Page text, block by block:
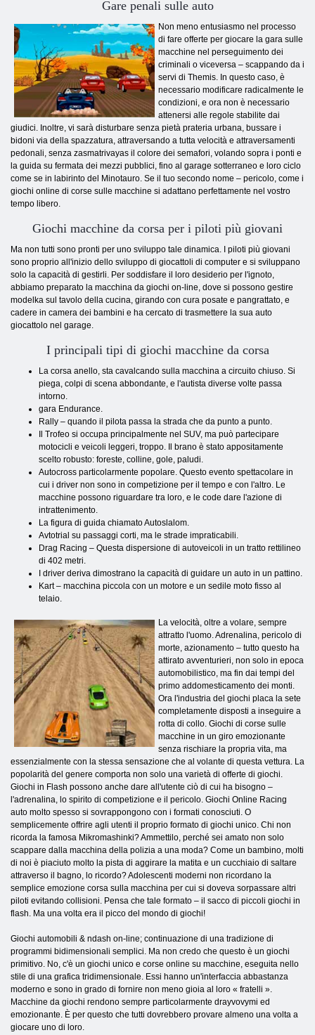
Gare penali sulle auto
Non meno entusiasmo nel processo
di fare offerte per giocare la gara sulle
macchine nel perseguimento dei
criminali o viceversa – scappando da i
servi di Themis. In questo caso, è
necessario modificare radicalmente le
condizioni, e ora non è necessario
attenersi alle regole stabilite dai
giudici. Inoltre, vi sarà disturbare senza pietà prateria urbana, bussare i
bidoni via della spazzatura, attraversando a tutta velocità e attraversamenti
pedonali, senza zasmatrivayas il colore dei semafori, volando sopra i ponti e
la guida su fermata dei mezzi pubblici, fino al garage sotterraneo e loro ciclo
come se in labirinto del Minotauro. Se il tuo secondo nome – pericolo, come i
giochi online di corse sulle macchine si adattano perfettamente nel vostro
tempo libero.
Giochi macchine da corsa per i piloti più giovani
Ma non tutti sono pronti per uno sviluppo tale dinamica. I piloti più giovani
sono proprio all'inizio dello sviluppo di giocattoli di computer e si sviluppano
solo la capacità di gestirli. Per soddisfare il loro desiderio per l'ignoto,
abbiamo preparato la macchina da giochi on-line, dove si possono gestire
modelka sul tavolo della cucina, girando con cura posate e pangrattato, e
cadere in camera dei bambini e ha cercato di trasmettere la sua auto
giocattolo nel garage.
I principali tipi di giochi macchine da corsa
La ​​corsa anello, sta cavalcando sulla macchina a circuito chiuso. Si
piega, colpi di scena abbondante, e l'autista diverse volte passa
intorno.
gara Endurance.
Rally – quando il pilota passa la strada che da punto a punto.
Il Trofeo si occupa principalmente nel SUV, ma può partecipare
motocicli e veicoli leggeri, troppo. Il brano è stato appositamente
scelto robusto: foreste, colline, gole, paludi.
Autocross particolarmente popolare. Questo evento spettacolare in
cui i driver non sono in competizione per il tempo e con l'altro. Le
macchine possono riguardare tra loro, e le code dare l'azione di
intrattenimento.
La ​​figura di guida chiamato Autoslalom.
Avtotrial su passaggi corti, ma le strade impraticabili.
Drag Racing – Questa dispersione di autoveicoli in un tratto rettilineo
di 402 metri.
I driver deriva dimostrano la capacità di guidare un auto in un pattino.
Kart – macchina piccola con un motore e un sedile moto fisso al
telaio.
La velocità, oltre a volare, sempre
attratto l'uomo. Adrenalina, pericolo di
morte, azionamento – tutto questo ha
attirato avventurieri, non solo in epoca
automobilistico, ma fin dai tempi del
primo addomesticamento dei monti.
Ora l'industria del giochi placa la sete
completamente disposti a inseguire a
rotta di collo. Giochi di corse sulle
macchine in un giro emozionante
senza rischiare la propria vita, ma
essenzialmente con la stessa sensazione che al volante di questa vettura. La
popolarità del genere comporta non solo una varietà di offerte di giochi.
Giochi in Flash possono anche dare all'utente ciò di cui ha bisogno –
l'adrenalina, lo spirito di competizione e il pericolo. Giochi Online Racing
auto molto spesso si sovrappongono con i formati conosciuti. O
semplicemente offrire agli utenti il ​​proprio formato di giochi unico. Chi non
ricorda la famosa Mikromashinki? Ammettilo, perché sei amato non solo
scappare dalla macchina della polizia a una moda? Come un bambino, molti
di noi è piaciuto molto la pista di aggirare la matita e un cucchiaio di saltare
attraverso il bagno, lo ricordo? Adolescenti moderni non ricordano la
semplice emozione corsa sulla macchina per cui si doveva sorpassare altri
piloti evitando collisioni. Pensa che tale formato – il sacco di piccoli giochi in
flash. Ma una volta era il picco del mondo di giochi!
Giochi automobili & ndash on-line; continuazione di una tradizione di
programmi bidimensionali semplici. Ma non credo che questo è un giochi
primitivo. No, c'è un giochi unico e corse online su macchine, eseguita nello
stile di una grafica tridimensionale. Essi hanno un'interfaccia abbastanza
moderno e sono in grado di fornire non meno gioia al loro « fratelli ».
Macchine da giochi rendono sempre particolarmente drayvovymi ed
emozionante. È per questo che tutti dovrebbero provare almeno una volta a
giocare uno di loro.